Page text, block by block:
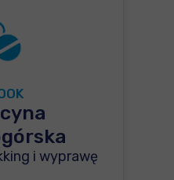
i wyprawę